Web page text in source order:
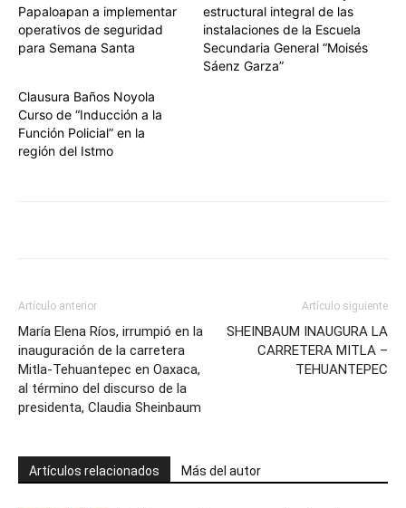
Papaloapan a implementar
operativos de seguridad
para Semana Santa
estructural integral de las
instalaciones de la Escuela
Secundaria General “Moisés
Sáenz Garza”
Clausura Baños Noyola
Curso de “Inducción a la
Función Policial” en la
región del Istmo
Artículo anterior
María Elena Ríos, irrumpió en la
inauguración de la carretera
Mitla-Tehuantepec en Oaxaca,
al término del discurso de la
presidenta, Claudia Sheinbaum
Artículo siguiente
SHEINBAUM INAUGURA LA
CARRETERA MITLA –
TEHUANTEPEC
Artículos relacionados Más del autor